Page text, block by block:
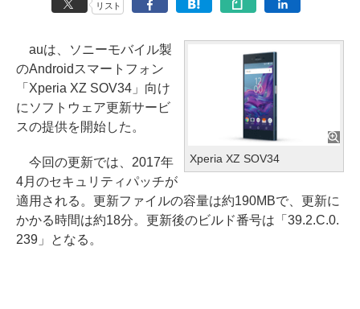
リスト
Xperia XZ SOV34
auは、ソニーモバイル製
のAndroidスマートフォン
「Xperia XZ SOV34」向け
にソフトウェア更新サービ
スの提供を開始した。
今回の更新では、2017年
4月のセキュリティパッチが
適用される。更新ファイルの容量は約190MBで、更新に
かかる時間は約18分。更新後のビルド番号は「39.2.C.0.
239」となる。